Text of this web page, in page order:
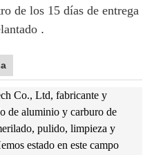
de los 15 días de entrega
.
Co., Ltd, fabricante y
de aluminio y carburo de
pulido, limpieza y
estado en este campo